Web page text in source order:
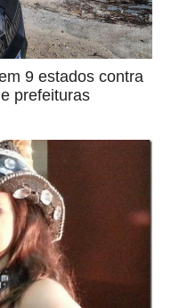
9 estados contra
prefeituras